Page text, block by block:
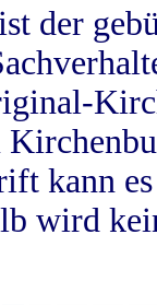
der
kann
wird